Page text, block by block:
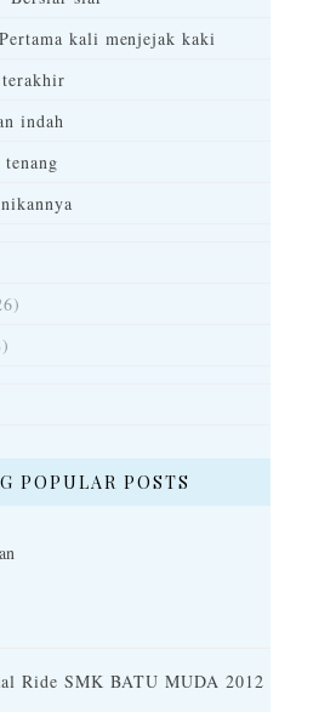
kali menjejak kaki
indah
POPULAR POSTS
Ride SMK BATU MUDA 2012